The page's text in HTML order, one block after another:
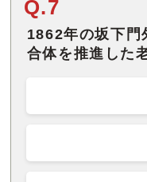
Q.7
1862年の坂下門
合体を推進した